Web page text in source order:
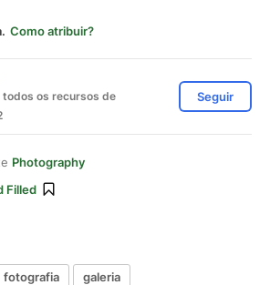
Como atribuir?
os recursos de
Seguir
Photography
Filled
fotografia
galeria